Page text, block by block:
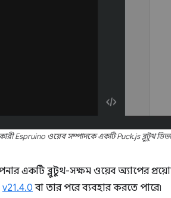
Espruino ওয়েব সম্পাদকে একটি Puck.js ব্লুটুথ
একটি ব্লুটুথ-সক্ষম ওয়েব অ্যাপের
v21.4.0 বা তার পরে ব্যবহার করতে পারে৷